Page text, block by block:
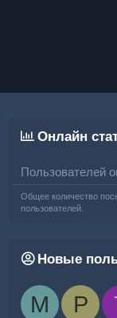
Онлайн
Пользователей
Общее количество
пользователей.
Новые
M P